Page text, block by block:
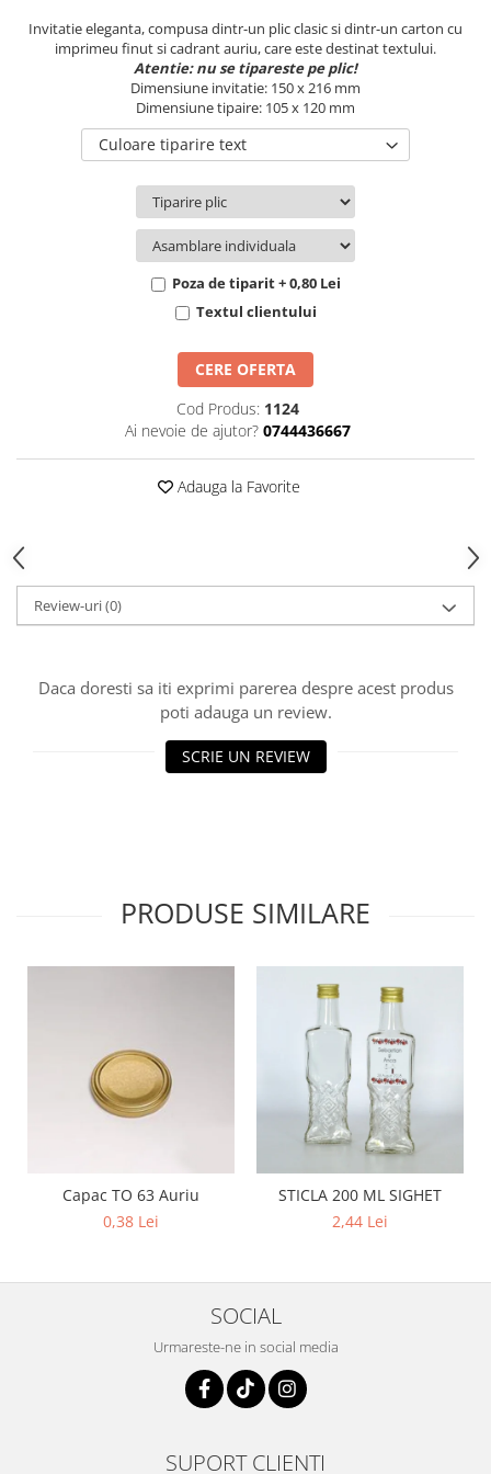
Pungi si cutii prajituri
Sticle si borcane
Cutii flori de hartie
Cutii flori de sapun
Aranjamente tematice
2020 Craciun si Anul Nou
Valentine's Day
Buchete extravagante
HOME & OFFICE Deco
Invitatie eleganta, compusa dintr-un plic clasic si dintr-un carton cu
imprimeu finut si cadrant auriu, care este destinat textului.
Atentie: nu se tipareste pe plic!
Dimensiune invitatie: 150 x 216 mm
Dimensiune tipaire: 105 x 120 mm
Culoare tiparire text
Poza de tiparit + 0,80 Lei
Textul clientului
CERE OFERTA
Cod Produs: 1124
Ai nevoie de ajutor? 0744436667
Adauga la Favorite
Review-uri(0)
Daca doresti sa iti exprimi parerea despre acest produs
poti adauga un review.
SCRIE UN REVIEW
PRODUSE SIMILARE
Capac TO 63 Auriu
0,38 Lei
STICLA 200 ML SIGHET
2,44 Lei
SOCIAL
Urmareste-ne in social media
SUPORT CLIENTI